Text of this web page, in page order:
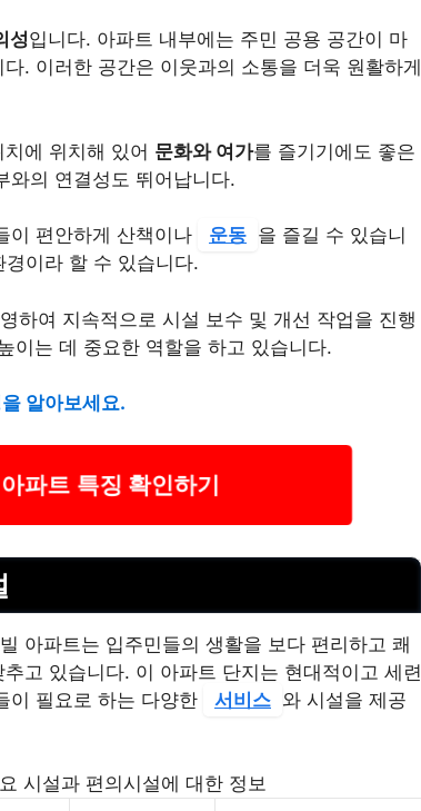
성입니다. 아파트 내부에는 주민 공용 공간이 마
. 이러한 공간은 이웃과의 소통을 더욱 원활하게
에 위치해 있어 문화와 여가를 즐기기에도 좋은
와의 연결성도 뛰어납니다.
이 편안하게 산책이나 운동 을 즐길 수 있습니
이라 할 수 있습니다.
하여 지속적으로 시설 보수 및 개선 작업을 진행
이는 데 중요한 역할을 하고 있습니다.
알아보세요.
파트 특징 확인하기
아파트는 입주민들의 생활을 보다 편리하고 쾌
고 있습니다. 이 아파트 단지는 현대적이고 세련
이 필요로 하는 다양한
서비스 와 시설을 제공
시설과 편의시설에 대한 정보